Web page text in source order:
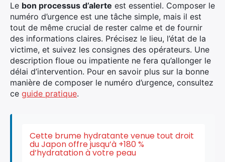
Le bon processus d’alerte est essentiel. Composer le
numéro d’urgence est une tâche simple, mais il est
tout de même crucial de rester calme et de fournir
des informations claires. Précisez le lieu, l’état de la
victime, et suivez les consignes des opérateurs. Une
description floue ou impatiente ne fera qu’allonger le
délai d’intervention. Pour en savoir plus sur la bonne
manière de composer le numéro d’urgence, consultez
ce guide pratique.
Cette brume hydratante venue tout droit
du Japon offre jusqu’à +180 %
d’hydratation à votre peau